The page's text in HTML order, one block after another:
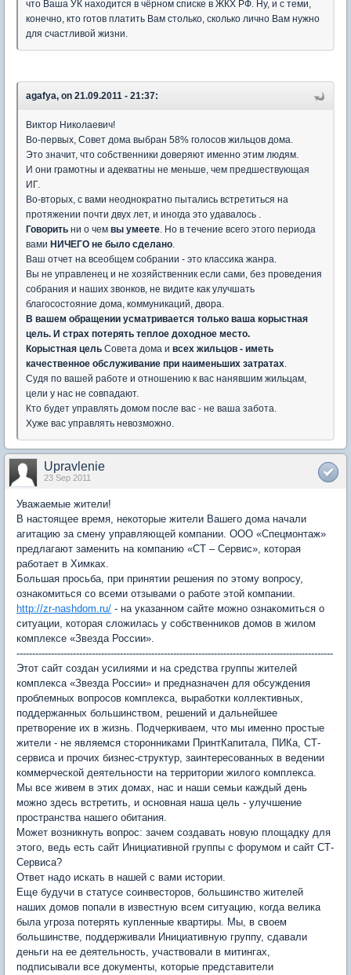
что Ваша УК находится в чёрном списке в ЖКХ РФ. Ну, и с теми,
конечно, кто готов платить Вам столько, сколько лично Вам нужно
для счастливой жизни.
agafya, on 21.09.2011 - 21:37:
Виктор Николаевич!
Во-первых, Совет дома выбран 58% голосов жильцов дома.
Это значит, что собственники доверяют именно этим людям.
И они грамотны и адекватны не меньше, чем предшествующая
ИГ.
Во-вторых, с вами неоднократно пытались встретиться на
протяжении почти двух лет, и иногда это удавалось .
Говорить ни о чем вы умеете. Но в течение всего этого периода
вами НИЧЕГО не было сделано.
Ваш отчет на всеобщем собрании - это классика жанра.
Вы не управленец и не хозяйственник если сами, без проведения
собрания и наших звонков, не видите как улучшать
благосостояние дома, коммуникаций, двора.
В вашем обращении усматривается только ваша корыстная
цель. И страх потерять теплое доходное место.
Корыстная цель Совета дома и всех жильцов - иметь
качественное обслуживание при наименьших затратах.
Судя по вашей работе и отношению к вас нанявшим жильцам,
цели у нас не совпадают.
Кто будет управлять домом после вас - не ваша забота.
Хуже вас управлять невозможно.
Upravlenie
23 Sep 2011
Уважаемые жители!
В настоящее время, некоторые жители Вашего дома начали
агитацию за смену управляющей компании. ООО «Спецмонтаж»
предлагают заменить на компанию «СТ – Сервис», которая
работает в Химках.
Большая просьба, при принятии решения по этому вопросу,
ознакомиться со всеми отзывами о работе этой компании.
http://zr-nashdom.ru/ - на указанном сайте можно ознакомиться о
ситуации, которая сложилась у собственников домов в жилом
комплексе «Звезда России».
-----------------------------------------------------------------------------------------------------
Этот сайт создан усилиями и на средства группы жителей
комплекса «Звезда России» и предназначен для обсуждения
проблемных вопросов комплекса, выработки коллективных,
поддержанных большинством, решений и дальнейшее
претворение их в жизнь. Подчеркиваем, что мы именно простые
жители - не являемся сторонниками ПринтКапитала, ПИКа, СТ-
сервиса и прочих бизнес-структур, заинтересованных в ведении
коммерческой деятельности на территории жилого комплекса.
Мы все живем в этих домах, нас и наши семьи каждый день
можно здесь встретить, и основная наша цель - улучшение
пространства нашего обитания.
Может возникнуть вопрос: зачем создавать новую площадку для
этого, ведь есть сайт Инициативной группы с форумом и сайт СТ-
Сервиса?
Ответ надо искать в нашей с вами истории.
Еще будучи в статусе соинвесторов, большинство жителей
наших домов попали в известную всем ситуацию, когда велика
была угроза потерять купленные квартиры. Мы, в своем
большинстве, поддерживали Инициативную группу, сдавали
деньги на ее деятельность, участвовали в митингах,
подписывали все документы, которые представители